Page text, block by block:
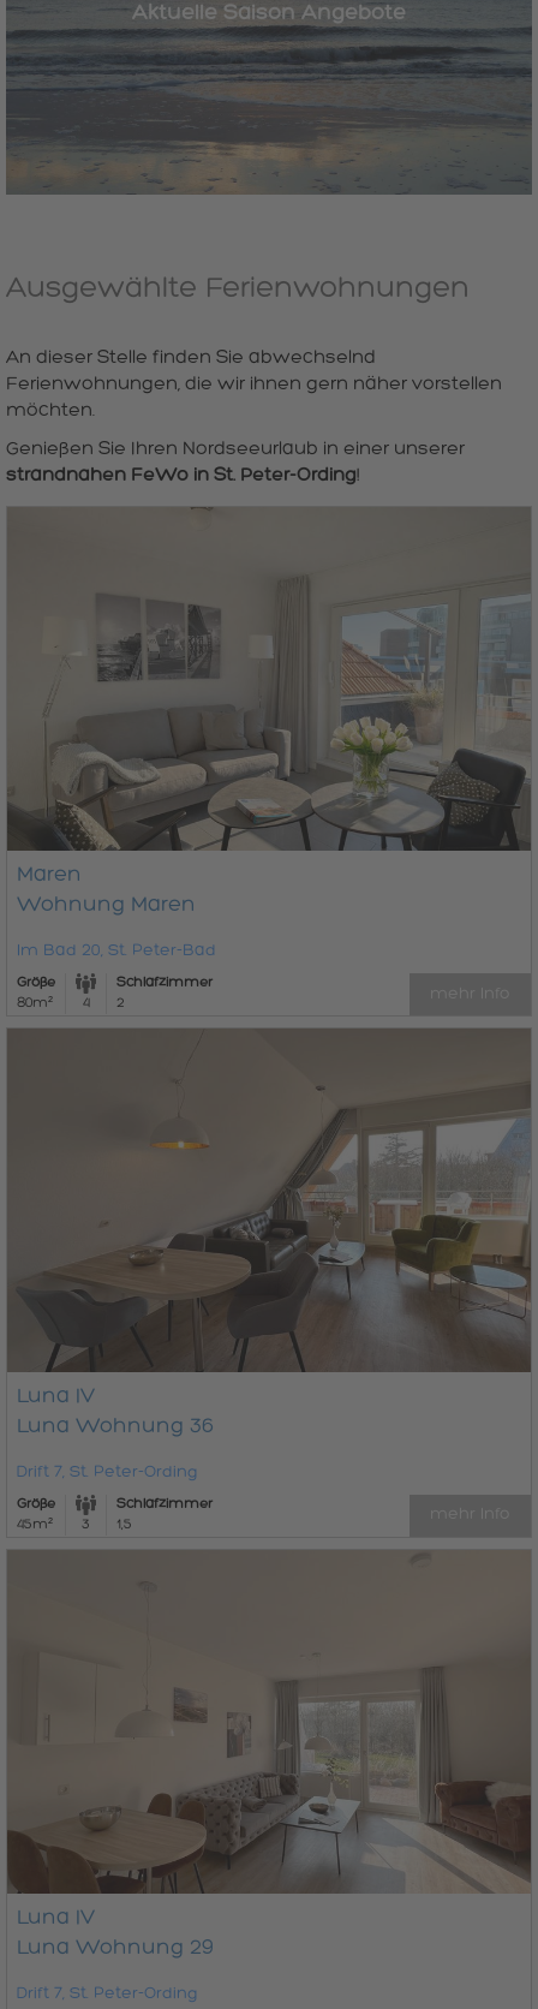
Aktuelle Saison Angebote
Ausgewählte Ferienwohnungen
An dieser Stelle finden Sie abwechselnd
Ferienwohnungen, die wir ihnen gern näher vorstellen
möchten.
Genießen Sie Ihren Nordseeurlaub in einer unserer
strandnahen FeWo in St. Peter-Ording!
Maren
Wohnung Maren
Im Bad 20, St. Peter-Bad
Größe
80m²
4
Schlafzimmer
2
Luna IV
Luna Wohnung 36
Drift 7, St. Peter-Ording
Größe
45m²
3
Schlafzimmer
1,5
Luna IV
Luna Wohnung 29
Drift 7, St. Peter-Ording